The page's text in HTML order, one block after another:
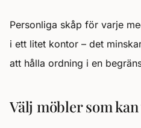
Personliga skåp för varje
i ett litet kontor – det
att hålla ordning i en
Välj möbler som